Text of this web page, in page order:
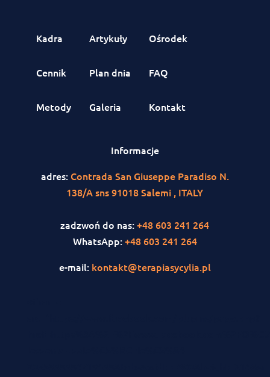
Kadra Artykuły Ośrodek
Cennik Plan dnia FAQ
Metody Galeria Kontakt
Informacje
adres: Contrada San Giuseppe Paradiso N.
138/A sns 91018 Salemi , ITALY
zadzwoń do nas:+48 603 241 264
WhatsApp:+48 603 241 264
e-mail: kontakt@terapiasycylia.pl